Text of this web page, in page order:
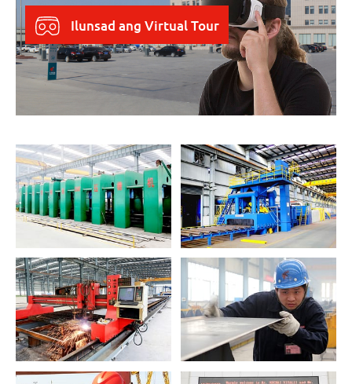
Ilunsad ang Virtual Tour